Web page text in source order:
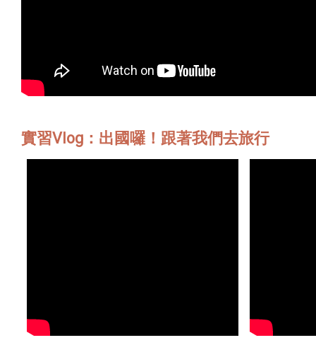
實習Vlog：出國囉！跟著我們去旅行